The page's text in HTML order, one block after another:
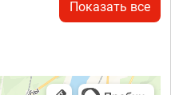
Показать все